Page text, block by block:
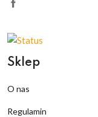
Sklep
O nas
Regulamin